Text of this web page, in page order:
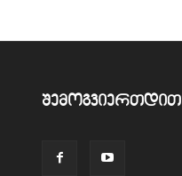
შემოგვიერთდით